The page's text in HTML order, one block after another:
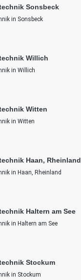
Sonsbeck
in Sonsbeck
Willich
in Willich
Witten
in Witten
Haan, Rheinland
in Haan, Rheinland
Haltern am See
in Haltern am See
Stockum
in Stockum